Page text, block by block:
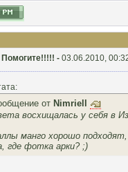
Помогите!!!!! - 03.06.2010,
от Nimriell
восхищалась у себя в
манго хорошо
где фотка арки? ;)